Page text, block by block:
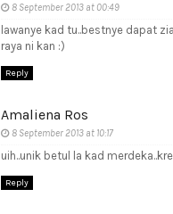
8 September 2013 at 00:49
lawanye kad tu..bestnye dapat
raya ni kan :)
Reply
Amaliena Ros
8 September 2013 at 10:17
uih..unik betul la kad
Reply